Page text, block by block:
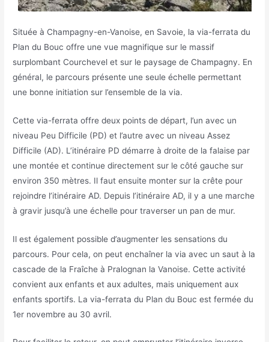
Située à Champagny-en-Vanoise, en Savoie, la via-ferrata du
Plan du Bouc offre une vue magnifique sur le massif
surplombant Courchevel et sur le paysage de Champagny. En
général, le parcours présente une seule échelle permettant
une bonne initiation sur l’ensemble de la via.
Cette via-ferrata offre deux points de départ, l’un avec un
niveau Peu Difficile (PD) et l’autre avec un niveau Assez
Difficile (AD). L’itinéraire PD démarre à droite de la falaise par
une montée et continue directement sur le côté gauche sur
environ 350 mètres. Il faut ensuite monter sur la crête pour
rejoindre l’itinéraire AD. Depuis l’itinéraire AD, il y a une marche
à gravir jusqu’à une échelle pour traverser un pan de mur.
Il est également possible d’augmenter les sensations du
parcours. Pour cela, on peut enchaîner la via avec un saut à la
cascade de la Fraîche à Pralognan la Vanoise. Cette activité
convient aux enfants et aux adultes, mais uniquement aux
enfants sportifs. La via-ferrata du Plan du Bouc est fermée du
1er novembre au 30 avril.